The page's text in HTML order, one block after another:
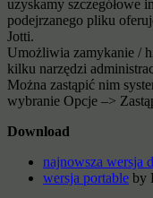
uzyskamy szczegółowe
podejrzanego pliku
Jotti.
Umożliwia zamykanie /
kilku narzędzi
Można zastąpić nim
wybranie Opcje –>
Download
najnowsza wersja
wersja portable by